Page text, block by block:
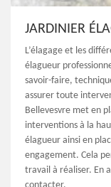
JARDINIER
L’élagage et les
élagueur
savoir-faire,
assurer toute
Bellevesvre met en
interventions à la
élagueur ainsi en
engagement. Cela
travail à réaliser. En